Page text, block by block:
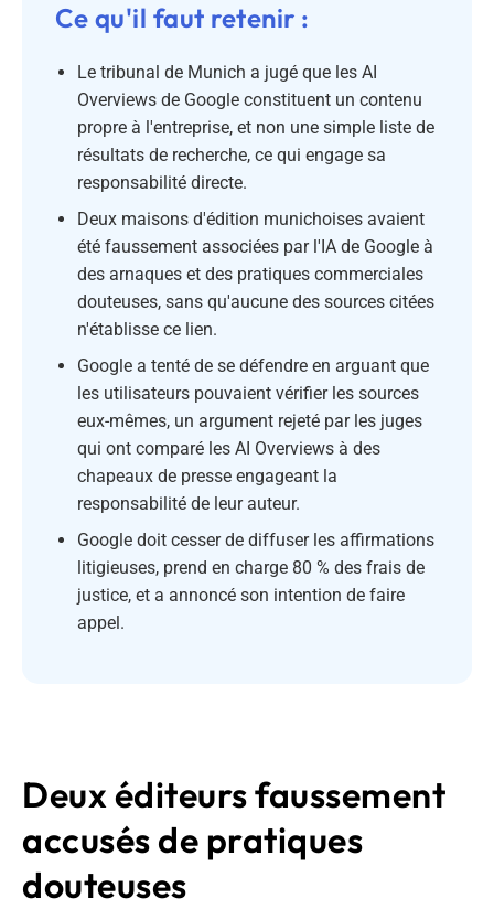
Ce qu'il faut retenir :
Le tribunal de Munich a jugé que les AI
Overviews de Google constituent un contenu
propre à l'entreprise, et non une simple liste de
résultats de recherche, ce qui engage sa
responsabilité directe.
Deux maisons d'édition munichoises avaient
été faussement associées par l'IA de Google à
des arnaques et des pratiques commerciales
douteuses, sans qu'aucune des sources citées
n'établisse ce lien.
Google a tenté de se défendre en arguant que
les utilisateurs pouvaient vérifier les sources
eux-mêmes, un argument rejeté par les juges
qui ont comparé les AI Overviews à des
chapeaux de presse engageant la
responsabilité de leur auteur.
Google doit cesser de diffuser les affirmations
litigieuses, prend en charge 80 % des frais de
justice, et a annoncé son intention de faire
appel.
Deux éditeurs faussement
accusés de pratiques
douteuses